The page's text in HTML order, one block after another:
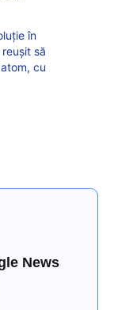
în
să
cu
News